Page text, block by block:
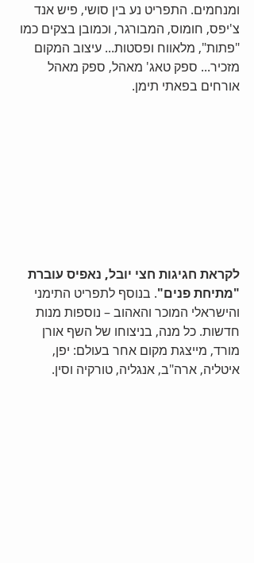
ומנחמים. התפריט נע בין סושי, פיש אנד
צ'יפס, חומוס, המבורגר, וכמובן בצקים כמו
"פתות", מלאווח ופסטות... עיצוב המקום
מזכיר... ספק טאג' מאהל, ספק מאהל
אורחים בפאתי תימן.
לקראת חגיגות חצי יובל, נאפיס עוברת
"מתיחת פנים". בנוסף לתפריט התימני
והישראלי המוכר והאהוב – נוספות מנות
חדשות. כל מנה, בניצוחו של השף אורן
מורד, מייצגת מקום אחר בעולם: יפן,
איטליה, ארה"ב, אנגליה, טורקיה וסין.